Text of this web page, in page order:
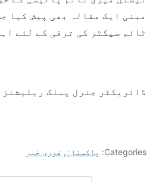
مبنی ایک مقالہ بھی پیش کیا
ٹائم سیکٹر کی ترقی کے لئے
ڈائریکٹر جنرل پبلک ریلیشنز
Categories: پاکستان, فوری خبر